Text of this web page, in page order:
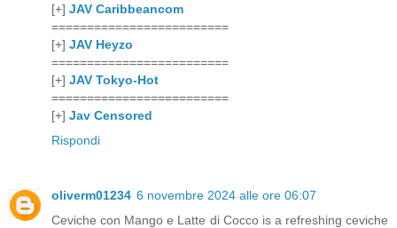
[+] JAV Caribbeancom
=========================
[+] JAV Heyzo
=========================
[+] JAV Tokyo-Hot
=========================
[+] Jav Censored
Rispondi
oliverm01234 6 novembre 2024 alle ore 06:07
Ceviche con Mango e Latte di Cocco is a refreshing ceviche